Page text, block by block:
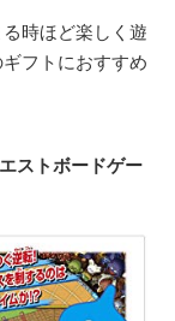
時ほど楽しく遊
フトにおすすめ
ストボードゲー